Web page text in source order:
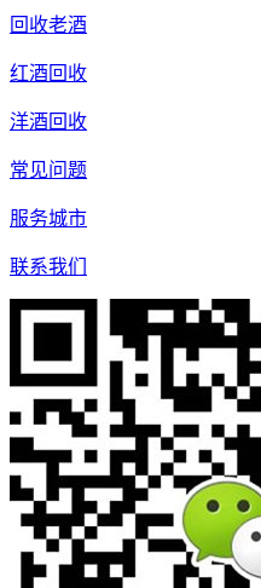
回收老酒
红酒回收
洋酒回收
常见问题
服务城市
联系我们